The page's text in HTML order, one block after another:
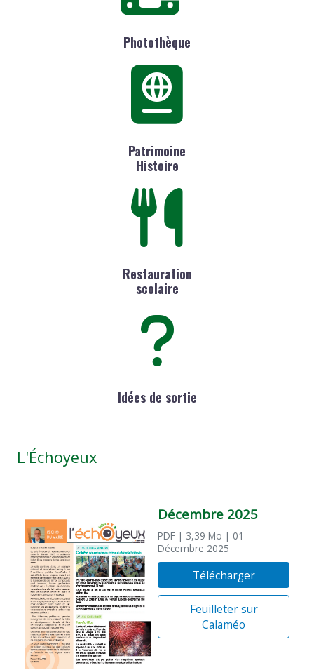
Photothèque
Patrimoine
Histoire
Restauration
scolaire
Idées de sortie
L'Échoyeux
Décembre 2025
PDF | 3,39 Mo | 01
Décembre 2025
Télécharger
Feuilleter sur
Calaméo